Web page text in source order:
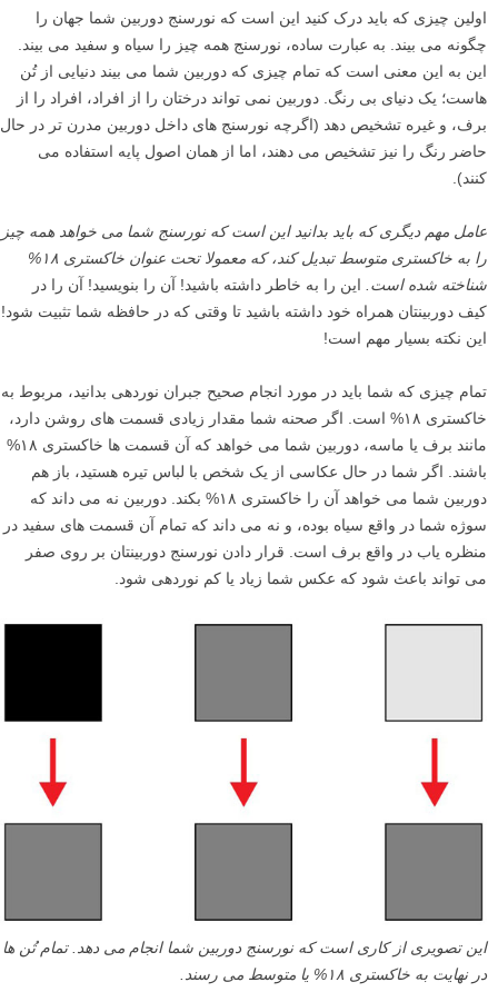
اولین چیزی که باید درک کنید این است که نورسنج دوربین شما جهان را
چگونه می بیند. به عبارت ساده، نورسنج همه چیز را سیاه و سفید می بیند.
این به این معنی است که تمام چیزی که دوربین شما می بیند دنیایی از تُن
هاست؛ یک دنیای بی رنگ. دوربین نمی تواند درختان را از افراد، افراد را از
برف، و غیره تشخیص دهد (اگرچه نورسنج های داخل دوربین مدرن تر در حال
حاضر رنگ را نیز تشخیص می دهند، اما از همان اصول پایه استفاده می
کنند).
عامل مهم دیگری که باید بدانید این است که نورسنج شما می خواهد همه چیز
را به خاکستری متوسط تبدیل کند، که معمولا تحت عنوان خاکستری ۱۸%
شناخته شده است.
این را به خاطر داشته باشید! آن را بنویسید! آن را در
کیف دوربینتان همراه خود داشته باشید تا وقتی که در حافظه شما تثبیت شود!
این نکته بسیار مهم است!
تمام چیزی که شما باید در مورد انجام صحیح جبران نوردهی بدانید، مربوط به
خاکستری ۱۸% است. اگر صحنه شما مقدار زیادی قسمت های روشن دارد،
مانند برف یا ماسه، دوربین شما می خواهد که آن قسمت ها خاکستری ۱۸%
باشند. اگر شما در حال عکاسی از یک شخص با لباس تیره هستید، باز هم
دوربین شما می خواهد آن را خاکستری ۱۸% بکند. دوربین نه می داند که
سوژه شما در واقع سیاه بوده، و نه می داند که تمام آن قسمت های سفید در
منظره یاب در واقع برف است. قرار دادن نورسنج دوربینتان بر روی صفر
می تواند باعث شود که عکس شما زیاد یا کم نوردهی شود.
این تصویری از کاری است که نورسنج دوربین شما انجام می دهد. تمام تُن ها
در نهایت به خاکستری ۱۸% یا متوسط می رسند.